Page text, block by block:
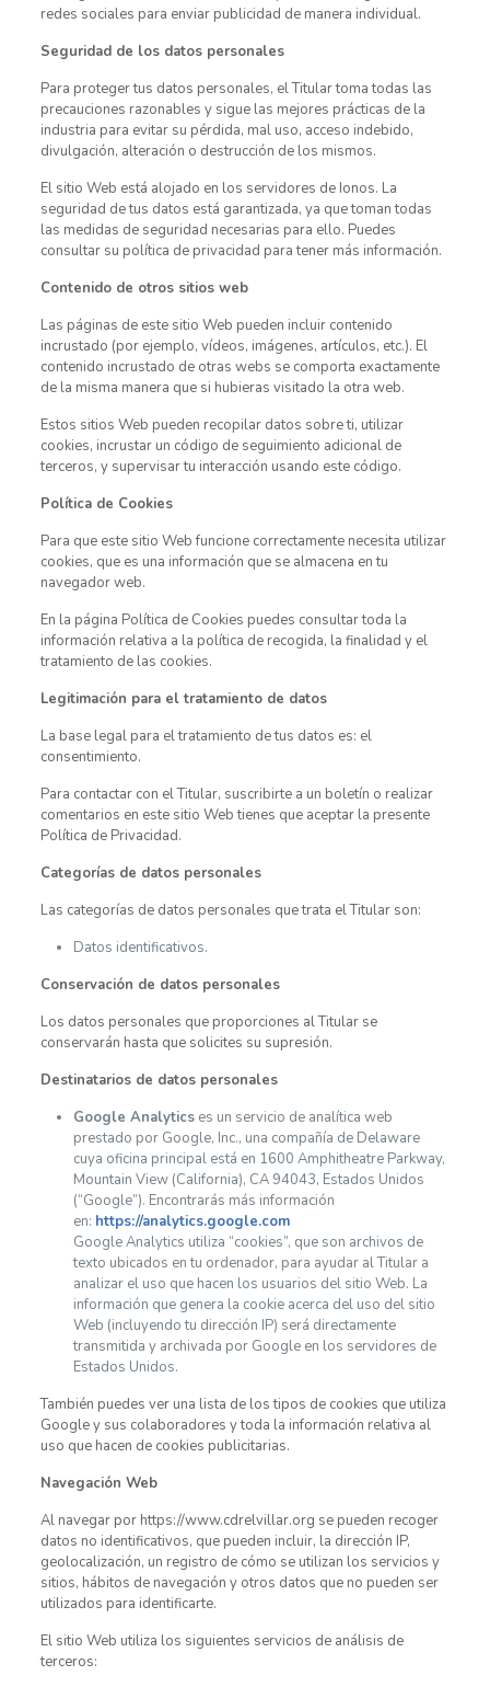
redes sociales para enviar publicidad de manera individual.
Seguridad de los datos personales
Para proteger tus datos personales, el Titular toma todas las
precauciones razonables y sigue las mejores prácticas de la
industria para evitar su pérdida, mal uso, acceso indebido,
divulgación, alteración o destrucción de los mismos.
El sitio Web está alojado en los servidores de Ionos. La
seguridad de tus datos está garantizada, ya que toman todas
las medidas de seguridad necesarias para ello. Puedes
consultar su política de privacidad para tener más información.
Contenido de otros sitios web
Las páginas de este sitio Web pueden incluir contenido
incrustado (por ejemplo, vídeos, imágenes, artículos, etc.). El
contenido incrustado de otras webs se comporta exactamente
de la misma manera que si hubieras visitado la otra web.
Estos sitios Web pueden recopilar datos sobre ti, utilizar
cookies, incrustar un código de seguimiento adicional de
terceros, y supervisar tu interacción usando este código.
Política de Cookies
Para que este sitio Web funcione correctamente necesita utilizar
cookies, que es una información que se almacena en tu
navegador web.
En la página Política de Cookies puedes consultar toda la
información relativa a la política de recogida, la finalidad y el
tratamiento de las cookies.
Legitimación para el tratamiento de datos
La base legal para el tratamiento de tus datos es: el
consentimiento.
Para contactar con el Titular, suscribirte a un boletín o realizar
comentarios en este sitio Web tienes que aceptar la presente
Política de Privacidad.
Categorías de datos personales
Las categorías de datos personales que trata el Titular son:
Datos identificativos.
Conservación de datos personales
Los datos personales que proporciones al Titular se
conservarán hasta que solicites su supresión.
Destinatarios de datos personales
Google Analyticses un servicio de analítica web
prestado por Google, Inc., una compañía de Delaware
cuya oficina principal está en 1600 Amphitheatre Parkway,
Mountain View (California), CA 94043, Estados Unidos
(“Google”). Encontrarás más información
en: https://analytics.google.com
Google Analytics utiliza “cookies”, que son archivos de
texto ubicados en tu ordenador, para ayudar al Titular a
analizar el uso que hacen los usuarios del sitio Web. La
información que genera la cookie acerca del uso del sitio
Web (incluyendo tu dirección IP) será directamente
transmitida y archivada por Google en los servidores de
Estados Unidos.
También puedes ver una lista de los tipos de cookies que utiliza
Google y sus colaboradores y toda la información relativa al
uso que hacen de cookies publicitarias.
Navegación Web
Al navegar por https://www.cdrelvillar.org se pueden recoger
datos no identificativos, que pueden incluir, la dirección IP,
geolocalización, un registro de cómo se utilizan los servicios y
sitios, hábitos de navegación y otros datos que no pueden ser
utilizados para identificarte.
El sitio Web utiliza los siguientes servicios de análisis de
terceros: